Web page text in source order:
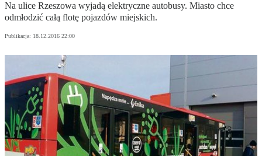
Na ulice Rzeszowa wyjadą elektryczne autobusy. Miasto chce
odmłodzić całą flotę pojazdów miejskich.
Publikacja: 18.12.2016 22:00